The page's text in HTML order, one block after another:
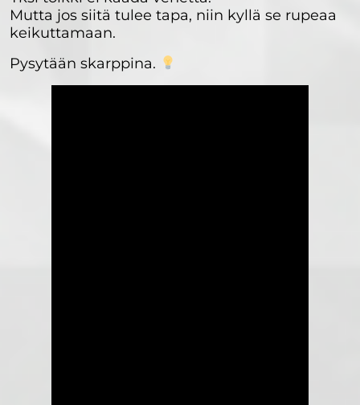
Mutta jos siitä tulee tapa, niin kyllä se rupeaa
keikuttamaan.
Pysytään skarppina.